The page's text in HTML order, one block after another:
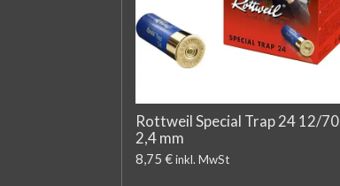
Rottweil Special Trap 24 12/70
2,4 mm
8,75 €inkl. MwSt